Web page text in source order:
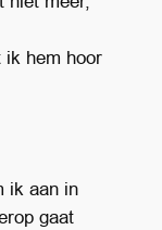
ik hem hoor
ik aan in
gaat